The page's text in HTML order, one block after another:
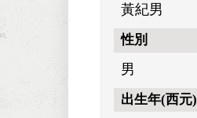
黃紀男
性別
男
出生年(西元)